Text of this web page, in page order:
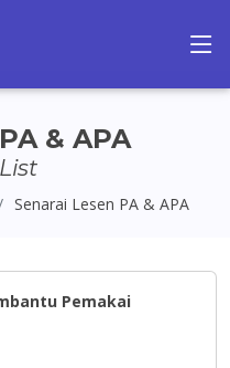
& APA
Senarai Lesen PA & APA
Pemakai